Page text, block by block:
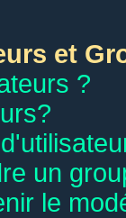
et
?
un
le